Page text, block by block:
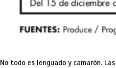
No todo es lenguado y camarón.